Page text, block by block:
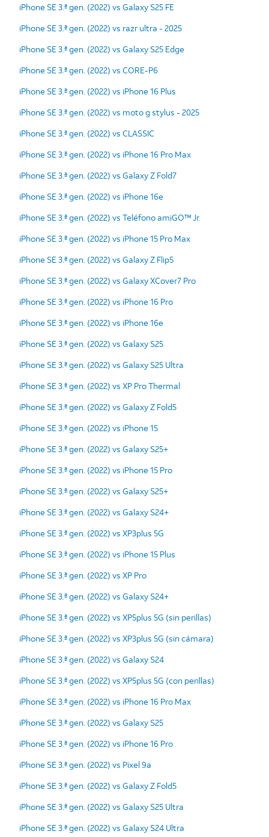
iPhone SE 3.ª gen. (2022) vs Galaxy S25 FE
iPhone SE 3.ª gen. (2022) vs razr ultra - 2025
iPhone SE 3.ª gen. (2022) vs Galaxy S25 Edge
iPhone SE 3.ª gen. (2022) vs CORE-P6
iPhone SE 3.ª gen. (2022) vs iPhone 16 Plus
iPhone SE 3.ª gen. (2022) vs moto g stylus - 2025
iPhone SE 3.ª gen. (2022) vs CLASSIC
iPhone SE 3.ª gen. (2022) vs iPhone 16 Pro Max
iPhone SE 3.ª gen. (2022) vs Galaxy Z Fold7
iPhone SE 3.ª gen. (2022) vs iPhone 16e
iPhone SE 3.ª gen. (2022) vs Teléfono amiGO™ Jr.
iPhone SE 3.ª gen. (2022) vs iPhone 15 Pro Max
iPhone SE 3.ª gen. (2022) vs Galaxy Z Flip5
iPhone SE 3.ª gen. (2022) vs Galaxy XCover7 Pro
iPhone SE 3.ª gen. (2022) vs iPhone 16 Pro
iPhone SE 3.ª gen. (2022) vs iPhone 16e
iPhone SE 3.ª gen. (2022) vs Galaxy S25
iPhone SE 3.ª gen. (2022) vs Galaxy S25 Ultra
iPhone SE 3.ª gen. (2022) vs XP Pro Thermal
iPhone SE 3.ª gen. (2022) vs Galaxy Z Fold5
iPhone SE 3.ª gen. (2022) vs iPhone 15
iPhone SE 3.ª gen. (2022) vs Galaxy S25+
iPhone SE 3.ª gen. (2022) vs iPhone 15 Pro
iPhone SE 3.ª gen. (2022) vs Galaxy S25+
iPhone SE 3.ª gen. (2022) vs Galaxy S24+
iPhone SE 3.ª gen. (2022) vs XP3plus 5G
iPhone SE 3.ª gen. (2022) vs iPhone 15 Plus
iPhone SE 3.ª gen. (2022) vs XP Pro
iPhone SE 3.ª gen. (2022) vs Galaxy S24+
iPhone SE 3.ª gen. (2022) vs XP5plus 5G (sin perillas)
iPhone SE 3.ª gen. (2022) vs XP3plus 5G (sin cámara)
iPhone SE 3.ª gen. (2022) vs Galaxy S24
iPhone SE 3.ª gen. (2022) vs XP5plus 5G (con perillas)
iPhone SE 3.ª gen. (2022) vs iPhone 16 Pro Max
iPhone SE 3.ª gen. (2022) vs Galaxy S25
iPhone SE 3.ª gen. (2022) vs iPhone 16 Pro
iPhone SE 3.ª gen. (2022) vs Pixel 9a
iPhone SE 3.ª gen. (2022) vs Galaxy Z Fold5
iPhone SE 3.ª gen. (2022) vs Galaxy S25 Ultra
iPhone SE 3.ª gen. (2022) vs Galaxy S24 Ultra